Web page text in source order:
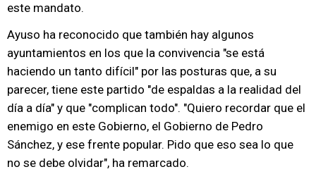
este mandato.
Ayuso ha reconocido que también hay algunos
ayuntamientos en los que la convivencia "se está
haciendo un tanto difícil" por las posturas que, a su
parecer, tiene este partido "de espaldas a la realidad del
día a día" y que "complican todo". "Quiero recordar que el
enemigo en este Gobierno, el Gobierno de Pedro
Sánchez, y ese frente popular. Pido que eso sea lo que
no se debe olvidar", ha remarcado.